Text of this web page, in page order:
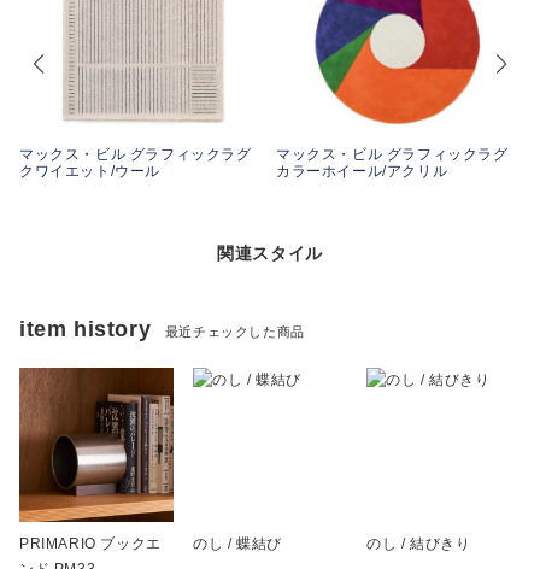
マックス・ビル グラフィックラグ
クワイエット/ウール
マックス・ビル グラフィックラグ
カラーホイール/アクリル
関連スタイル
item history 最近チェックした商品
PRIMARIO ブックエ
のし / 蝶結び のし / 結びきり